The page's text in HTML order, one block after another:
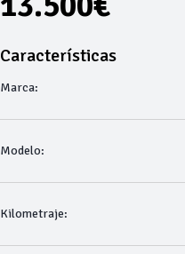
Características
Marca:
Modelo:
Kilometraje: